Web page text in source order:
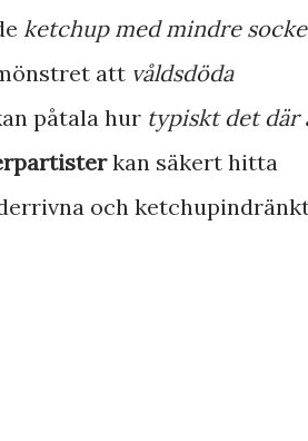
ketchup med mindre
att våldsdöda
påtala hur typiskt det där
kan säkert hitta
och